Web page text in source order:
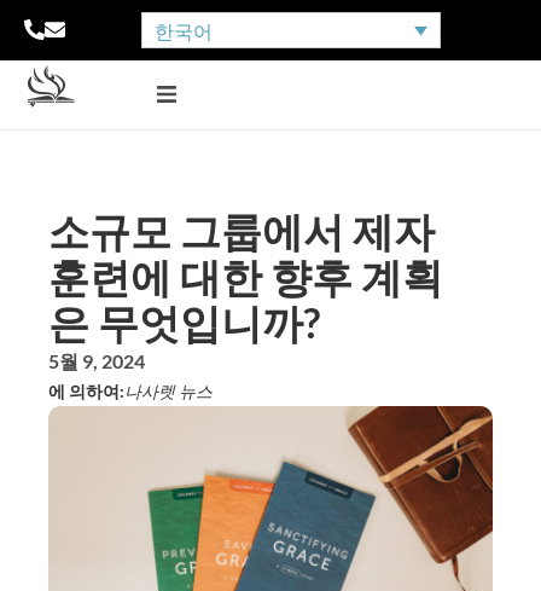
한국어
소규모 그룹에서 제자
훈련에 대한 향후 계획
은 무엇입니까?
5월 9, 2024
에 의하여:나사렛 뉴스